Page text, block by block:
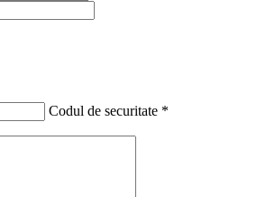
Codul de securitate *